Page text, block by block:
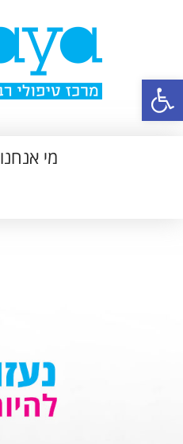
פתח סרגל נגישות
מי אנחנו